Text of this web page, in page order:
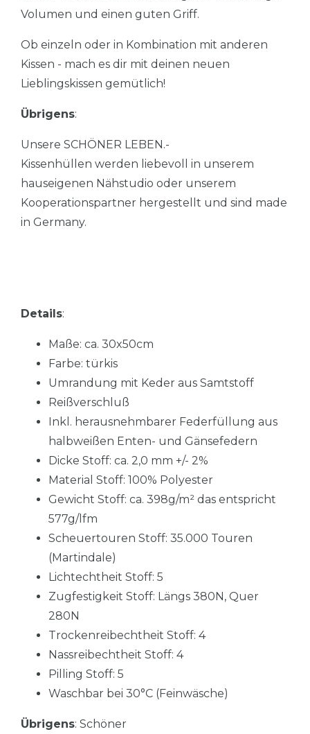
Volumen und einen guten Griff.
Ob einzeln oder in Kombination mit anderen
Kissen - mach es dir mit deinen neuen
Lieblingskissen gemütlich!
Übrigens:
Unsere SCHÖNER LEBEN.-
Kissenhüllen werden liebevoll in unserem
hauseigenen Nähstudio oder unserem
Kooperationspartner hergestellt und sind made
in Germany.
Details:
Maße: ca. 30x50cm
Farbe: türkis
Umrandung mit Keder aus Samtstoff
Reißverschluß
Inkl. herausnehmbarer Federfüllung aus
halbweißen Enten- und Gänsefedern
Dicke Stoff: ca. 2,0 mm +/- 2%
Material Stoff: 100% Polyester
Gewicht Stoff: ca. 398g/m² das entspricht
577g/lfm
Scheuertouren Stoff: 35.000 Touren
(Martindale)
Lichtechtheit Stoff: 5
Zugfestigkeit Stoff: Längs 380N, Quer
280N
Trockenreibechtheit Stoff: 4
Nassreibechtheit Stoff: 4
Pilling Stoff: 5
Waschbar bei 30°C (Feinwäsche)
Übrigens: Schöner